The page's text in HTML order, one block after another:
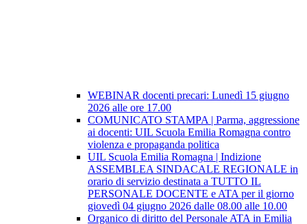
WEBINAR docenti precari: Lunedì 15 giugno
2026 alle ore 17.00
COMUNICATO STAMPA | Parma, aggressione
ai docenti: UIL Scuola Emilia Romagna contro
violenza e propaganda politica
UIL Scuola Emilia Romagna | Indizione
ASSEMBLEA SINDACALE REGIONALE in
orario di servizio destinata a TUTTO IL
PERSONALE DOCENTE e ATA per il giorno
giovedì 04 giugno 2026 dalle 08.00 alle 10.00
Organico di diritto del Personale ATA in Emilia